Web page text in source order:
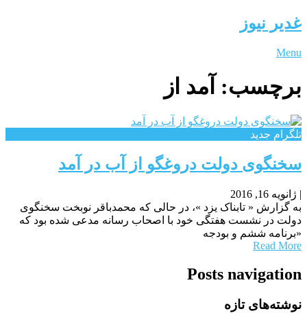
غدیر نیوز
Menu
برچسب: آمد از
تلگرام جدید
سخنگوی دولت دروغگو از آب در آمد
| ژانویه 16, 2016
به گزارش « تابناک یزد »، در حالی که محمدباقر نوبخت سخنگوی
دولت در نشست هفتگی خود با اصحاب رسانه مدعی شده بود که
«برنامه ششم و بودجه
Read More
Posts navigation
نوشته‌های تازه